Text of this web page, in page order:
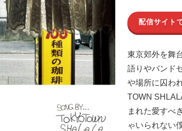
配信サイト
東京郊外を舞
語りやバンド
や場所に囚わ
TOWN
まれた愛すべ
ゃいられない